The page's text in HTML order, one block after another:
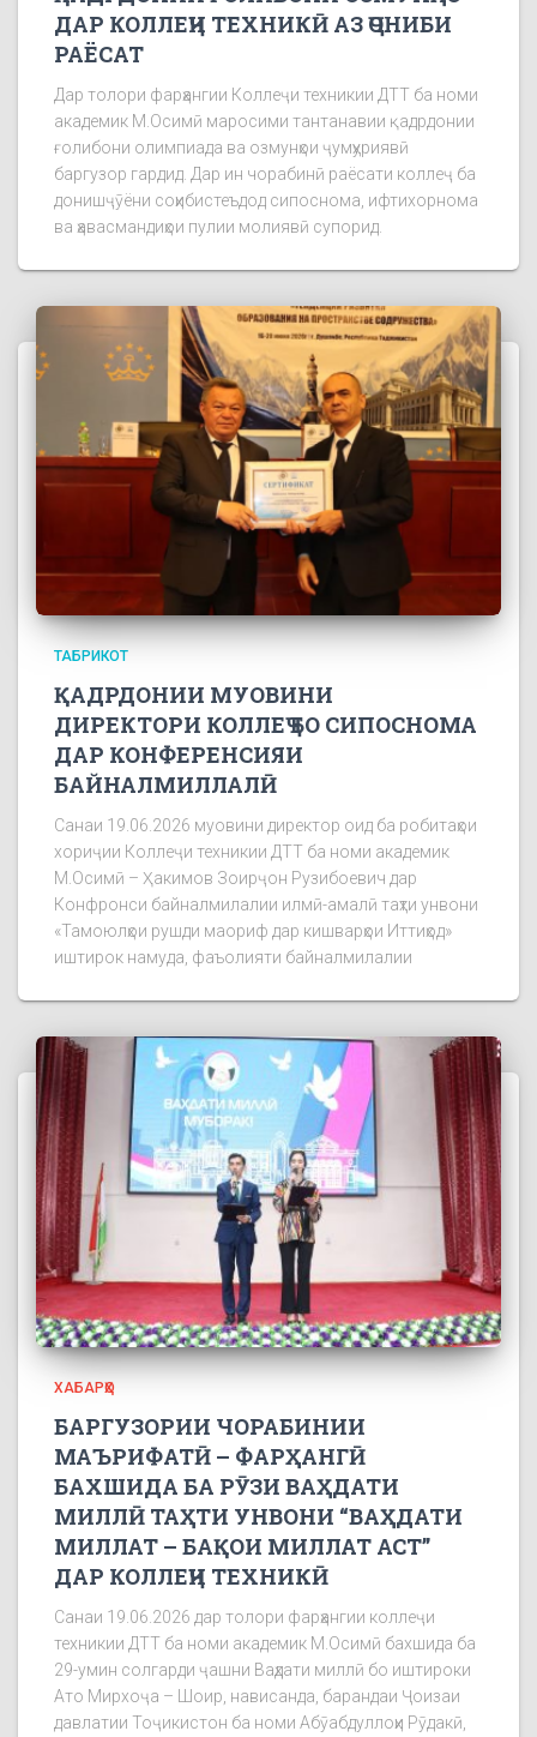
ДАР КОЛЛЕҶИ ТЕХНИКӢ АЗ ҶОНИБИ
РАЁСАТ
Дар толори фарҳангии Коллеҷи техникии ДТТ ба номи
академик М.Осимӣ маросими тантанавии қадрдонии
ғолибони олимпиада ва озмунҳои ҷумҳуриявӣ
баргузор гардид. Дар ин чорабинӣ раёсати коллеҷ ба
донишҷӯёни соҳибистеъдод сипоснома, ифтихорнома
ва ҳавасмандиҳои пулии молиявӣ супорид.
ТАБРИКОТ
ҚАДРДОНИИ МУОВИНИ
ДИРЕКТОРИ КОЛЛЕҶ БО СИПОСНОМА
ДАР КОНФЕРЕНСИЯИ
БАЙНАЛМИЛЛАЛӢ
Санаи 19.06.2026 муовини директор оид ба робитаҳои
хориҷии Коллеҷи техникии ДТТ ба номи академик
М.Осимӣ – Ҳакимов Зоирҷон Рузибоевич дар
Конфронси байналмилалии илмӣ-амалӣ таҳти унвони
«Тамоюлҳои рушди маориф дар кишварҳои Иттиҳод»
иштирок намуда, фаъолияти байналмилалии
ХАБАРҲО
БАРГУЗОРИИ ЧОРАБИНИИ
МАЪРИФАТӢ – ФАРҲАНГӢ
БАХШИДА БА РӮЗИ ВАҲДАТИ
МИЛЛӢ ТАҲТИ УНВОНИ “ВАҲДАТИ
МИЛЛАТ – БАҚОИ МИЛЛАТ АСТ”
ДАР КОЛЛЕҶИ ТЕХНИКӢ
Санаи 19.06.2026 дар толори фарҳангии коллеҷи
техникии ДТТ ба номи академик М.Осимӣ бахшида ба
29-умин солгарди ҷашни Ваҳдати миллӣ бо иштироки
Ато Мирхоҷа – Шоир, нависанда, барандаи Ҷоизаи
давлатии Тоҷикистон ба номи Абӯабдуллоҳи Рӯдакӣ,